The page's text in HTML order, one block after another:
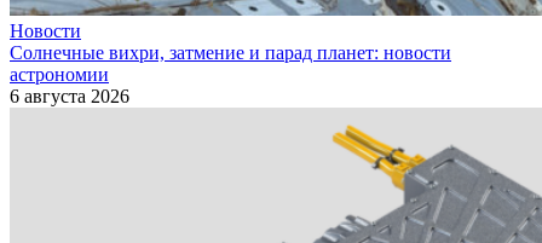
Новости
Солнечные вихри, затмение и парад планет: новости
астрономии
6 августа 2026